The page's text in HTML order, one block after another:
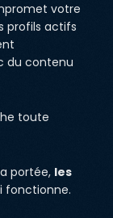
votre
profils actifs
du contenu
toute
portée, les
fonctionne.